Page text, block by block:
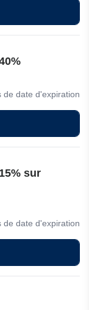
une sélection
de date d'expiration
sur
sur votre
de date d'expiration